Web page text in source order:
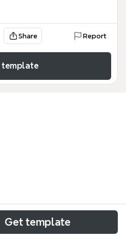
Share Report
template
思维导图模板由Xmind制作，
：金字塔图、并列型与串联
Get template